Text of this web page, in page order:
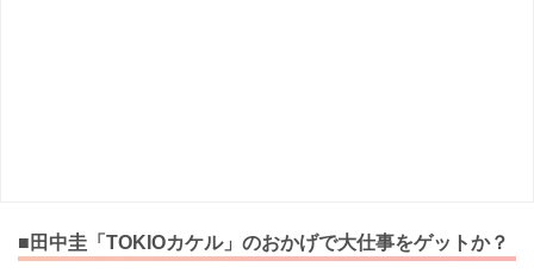
■田中圭「TOKIOカケル」のおかげで大仕事をゲットか？